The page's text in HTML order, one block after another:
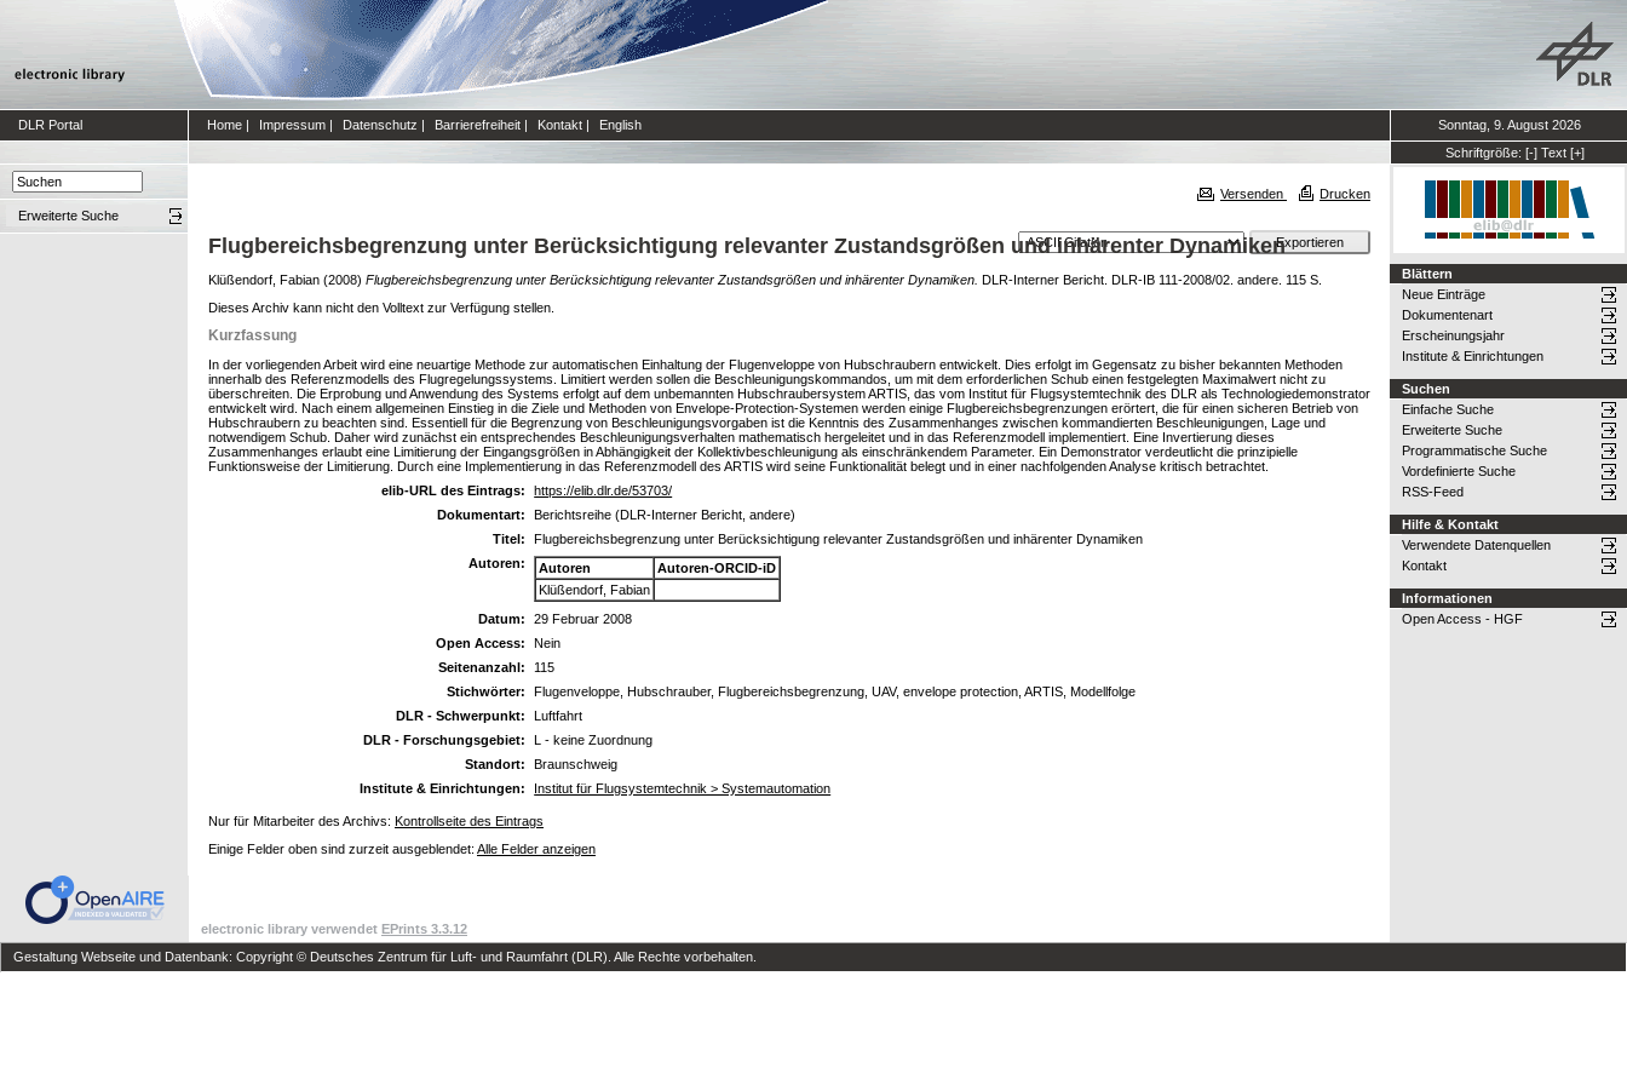
DLR Portal Home | Impressum | Datenschutz | Barrierefreiheit | Kontakt | English
Sonntag, 9. August 2026
Schriftgröße: [-] Text [+]
Erweiterte Suche
Versenden Drucken
Flugbereichsbegrenzung unter Berücksichtigung relevanter Zustandsgrößen und inhärenter Dynamiken
Klüßendorf, Fabian (2008) Flugbereichsbegrenzung unter Berücksichtigung relevanter Zustandsgrößen und inhärenter Dynamiken. DLR-Interner Bericht. DLR-IB 111-2008/02. andere. 115 S.
Dieses Archiv kann nicht den Volltext zur Verfügung stellen.
Kurzfassung
In der vorliegenden Arbeit wird eine neuartige Methode zur automatischen Einhaltung der Flugenveloppe von Hubschraubern entwickelt. Dies erfolgt im Gegensatz zu bisher bekannten Methoden
innerhalb des Referenzmodells des Flugregelungssystems. Limitiert werden sollen die Beschleunigungskommandos, um mit dem erforderlichen Schub einen festgelegten Maximalwert nicht zu
überschreiten. Die Erprobung und Anwendung des Systems erfolgt auf dem unbemannten Hubschraubersystem ARTIS, das vom Institut für Flugsystemtechnik des DLR als Technologiedemonstrator
entwickelt wird. Nach einem allgemeinen Einstieg in die Ziele und Methoden von Envelope-Protection-Systemen werden einige Flugbereichsbegrenzungen erörtert, die für einen sicheren Betrieb von
Hubschraubern zu beachten sind. Essentiell für die Begrenzung von Beschleunigungsvorgaben ist die Kenntnis des Zusammenhanges zwischen kommandierten Beschleunigungen, Lage und
notwendigem Schub. Daher wird zunächst ein entsprechendes Beschleunigungsverhalten mathematisch hergeleitet und in das Referenzmodell implementiert. Eine Invertierung dieses
Zusammenhanges erlaubt eine Limitierung der Eingangsgrößen in Abhängigkeit der Kollektivbeschleunigung als einschränkendem Parameter. Ein Demonstrator verdeutlicht die prinzipielle
Funktionsweise der Limitierung. Durch eine Implementierung in das Referenzmodell des ARTIS wird seine Funktionalität belegt und in einer nachfolgenden Analyse kritisch betrachtet.
elib-URL des Eintrags:
https://elib.dlr.de/53703/
Dokumentart:
Berichtsreihe (DLR-Interner Bericht, andere)
Titel:
Flugbereichsbegrenzung unter Berücksichtigung relevanter Zustandsgrößen und inhärenter Dynamiken
Autoren:
Autoren
Autoren-ORCID-iD
Klüßendorf, Fabian
Datum:
29 Februar 2008
Open Access:
Nein
Seitenanzahl:
115
Stichwörter:
Flugenveloppe, Hubschrauber, Flugbereichsbegrenzung, UAV, envelope protection, ARTIS, Modellfolge
DLR - Schwerpunkt:
Luftfahrt
DLR - Forschungsgebiet:
L - keine Zuordnung
Standort:
Braunschweig
Institute & Einrichtungen:
Institut für Flugsystemtechnik > Systemautomation
Nur für Mitarbeiter des Archivs: Kontrollseite des Eintrags
Einige Felder oben sind zurzeit ausgeblendet: Alle Felder anzeigen
Blättern
Neue Einträge
Dokumentenart
Erscheinungsjahr
Institute & Einrichtungen
Suchen
Einfache Suche
Erweiterte Suche
Programmatische Suche
Vordefinierte Suche
RSS-Feed
Hilfe & Kontakt
Verwendete Datenquellen
Kontakt
Informationen
Open Access - HGF
electronic library verwendet EPrints 3.3.12
Gestaltung Webseite und Datenbank: Copyright © Deutsches Zentrum für Luft- und Raumfahrt (DLR). Alle Rechte vorbehalten.